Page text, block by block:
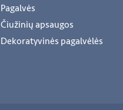
Pagalvės
Čiužinių apsaugos
Dekoratyvinės pagalvėlės